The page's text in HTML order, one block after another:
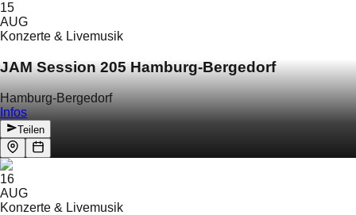
15
AUG
Konzerte & Livemusik
JAM Session 205 Hamburg-Bergedorf
Hamburg-Bergedorf
Infos
Teilen
16
AUG
Konzerte & Livemusik